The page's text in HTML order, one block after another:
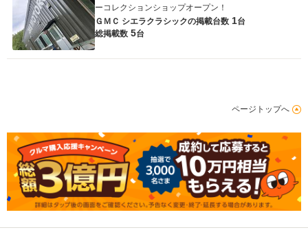
ーコレクションショップオープン！
ＧＭＣ シエラクラシックの掲載台数 1台
総掲載数 5台
ページトップへ